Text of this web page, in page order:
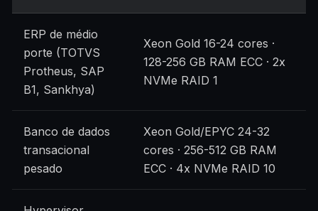
ERP de médio
porte (TOTVS
Protheus, SAP
B1, Sankhya)
Xeon Gold 16-24 cores ·
128-256 GB RAM ECC · 2x
NVMe RAID 1
Banco de dados
transacional
pesado
Xeon Gold/EPYC 24-32
cores · 256-512 GB RAM
ECC · 4x NVMe RAID 10